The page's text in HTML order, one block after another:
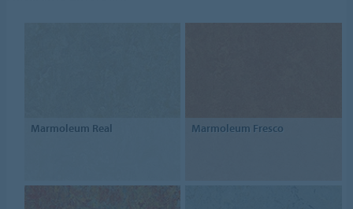
Marmoleum Real Marmoleum Fresco